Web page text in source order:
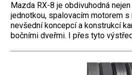
Mazda RX-8 je obdivuhodná
jednotkou, spalovacím motorem
nevšední koncepcí a konstrukcí
bočními dveřmi. I přes tyto